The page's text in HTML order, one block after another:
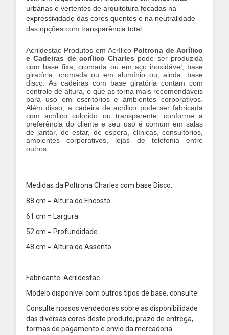
urbanas e vertentes de arquitetura focadas na
expressividade das cores quentes e na neutralidade
das opções com transparência total.
Acrildestac Produtos em Acrílico Poltrona de Acrílico
e Cadeiras de acrílico Charles pode ser produzida
com base fixa, cromada ou em aço inoxidável, base
giratória, cromada ou em alumínio ou, ainda, base
disco. As cadeiras com base giratória contam com
controle de altura, o que as torna mais recomendáveis
para uso em escritórios e ambientes corporativos.
Além disso, a cadeira de acrílico pode ser fabricada
com acrílico colorido ou transparente, conforme a
preferência do cliente e seu uso é comum em salas
de jantar, de estar, de espera, clínicas, consultórios,
ambientes corporativos, lojas de telefonia entre
outros.
Medidas da Poltrona Charles com base Disco:
88 cm = Altura do Encosto
61 cm = Largura
52 cm = Profundidade
48 cm = Altura do Assento
Fabricante: Acrildestac
Modelo disponível com outros tipos de base, consulte.
Consulte nossos vendedores sobre as disponibilidade
das diversas cores deste produto, prazo de entrega,
formas de pagamento e envio da mercadoria.